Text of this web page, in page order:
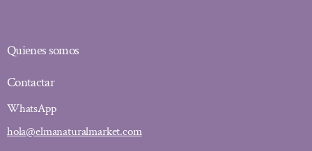
Quienes somos
Contactar
WhatsApp
hola@elmanaturalmarket.com